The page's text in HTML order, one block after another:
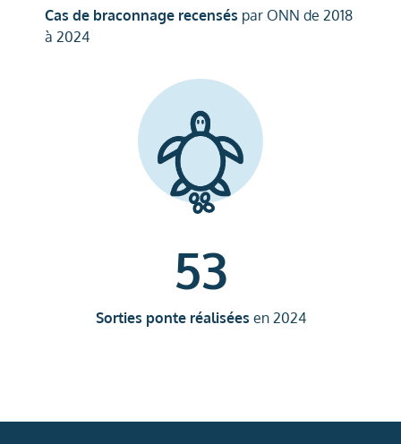
Cas de braconnage recensés par ONN de 2018
à 2024
Sorties ponte réalisées en 2024
53